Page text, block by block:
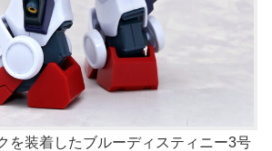
を装着したブルーディスティニー3号